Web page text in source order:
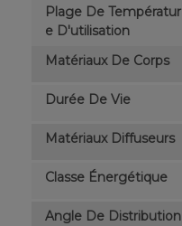
Plage De Températur
E D'utilisation
Matériaux De Corps
Durée De Vie
Matériaux Diffuseurs
Classe Énergétique
Angle De Distribution